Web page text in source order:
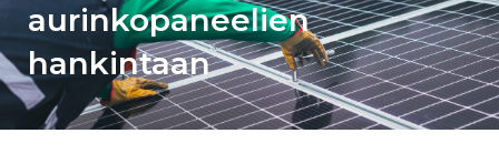
aurinkopaneelien
hankintaan